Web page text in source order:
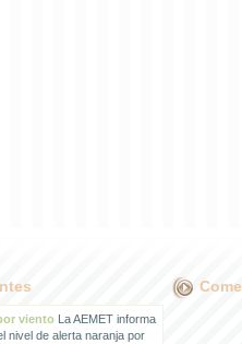
vientoLa AEMET informa
nivel de alerta naranja por